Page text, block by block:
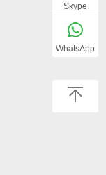
Skype
WhatsApp